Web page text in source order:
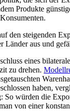
Produkte
den steigenden
aus und
eines
zu drehen.
haben,
So würden die
von einer